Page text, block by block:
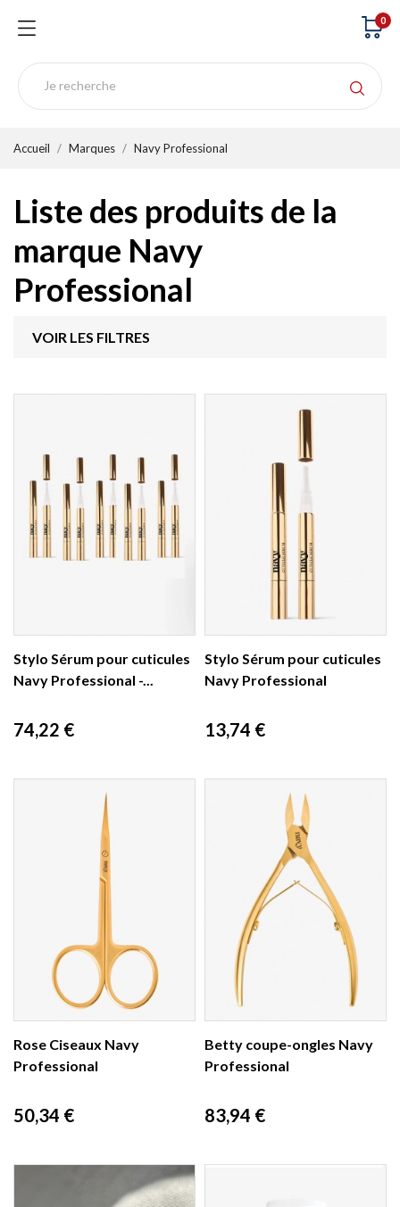
0
Accueil Marques Navy Professional
Liste des produits de la
marque Navy
Professional
VOIR LES FILTRES
Stylo Sérum pour cuticules
Navy Professional -...
Prix
74,22 €
Stylo Sérum pour cuticules
Navy Professional
Prix
13,74 €
Rose Ciseaux Navy
Professional
Prix
50,34 €
Betty coupe-ongles Navy
Professional
Prix
83,94 €